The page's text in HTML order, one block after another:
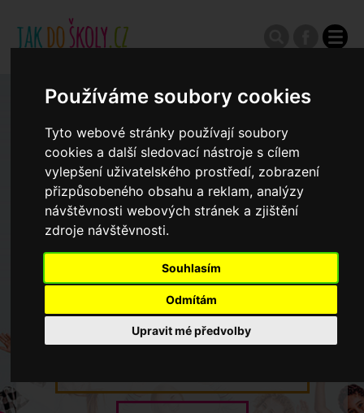
Používáme soubory cookies
Tyto webové stránky používají soubory
cookies a další sledovací nástroje s cílem
vylepšení uživatelského prostředí, zobrazení
přizpůsobeného obsahu a reklam, analýzy
návštěvnosti webových stránek a zjištění
zdroje návštěvnosti.
Souhlasím
Odmítám
Upravit mé předvolby
Zápisy do ZŠ 2026/27
Výroční zprávy
Spádové oblasti ZŠ
Koncepce školství
Dny otevřených dveří ZŠ